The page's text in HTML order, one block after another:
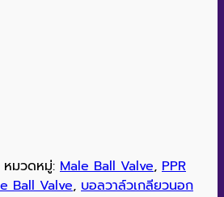
หมวดหมู่: Male Ball Valve, PPR
Ball Valve, บอลวาล์วเกลียวนอก